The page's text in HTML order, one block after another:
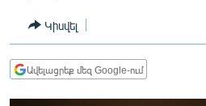
ՏՆՏԵՍՈՒԹՅՈՒՆ
ՂԱՐԱԲԱՂ
Կիսվել
Ավելացրեք մեզ Google-ում